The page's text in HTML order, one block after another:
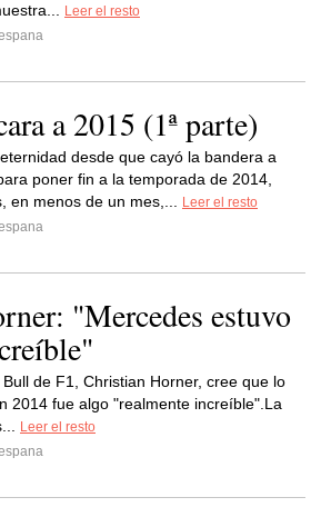
Leer el resto
a 2015 (1ª parte)
desde que cayó la bandera a
poner fin a la temporada de 2014,
en menos de un mes,...
Leer el resto
"Mercedes estuvo
de F1, Christian Horner, cree que lo
2014 fue algo "realmente increíble".La
Leer el resto